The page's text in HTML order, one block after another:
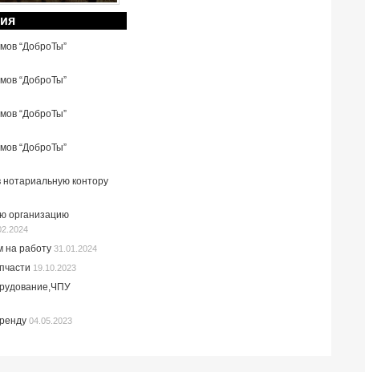
“ДоброТы”
“ДоброТы”
“ДоброТы”
“ДоброТы”
нотариальную контору
организацию
на работу 31.01.2024
19.10.2023
04.05.2023